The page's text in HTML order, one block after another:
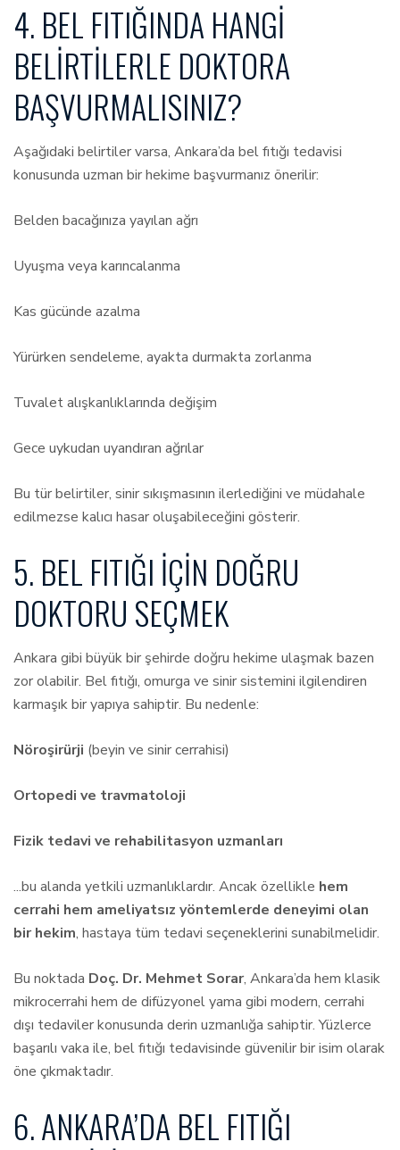
4. BEL FITIĞINDA HANGI
BELIRTILERLE DOKTORA
BAŞVURMALISINIZ?
Aşağıdaki belirtiler varsa, Ankara’da bel fıtığı tedavisi
konusunda uzman bir hekime başvurmanız önerilir:
Belden bacağınıza yayılan ağrı
Uyuşma veya karıncalanma
Kas gücünde azalma
Yürürken sendeleme, ayakta durmakta zorlanma
Tuvalet alışkanlıklarında değişim
Gece uykudan uyandıran ağrılar
Bu tür belirtiler, sinir sıkışmasının ilerlediğini ve müdahale
edilmezse kalıcı hasar oluşabileceğini gösterir.
5. BEL FITIĞI İÇIN DOĞRU
DOKTORU SEÇMEK
Ankara gibi büyük bir şehirde doğru hekime ulaşmak bazen
zor olabilir. Bel fıtığı, omurga ve sinir sistemini ilgilendiren
karmaşık bir yapıya sahiptir. Bu nedenle:
Nöroşirürji (beyin ve sinir cerrahisi)
Ortopedi ve travmatoloji
Fizik tedavi ve rehabilitasyon uzmanları
...bu alanda yetkili uzmanlıklardır. Ancak özellikle hem
cerrahi hem ameliyatsız yöntemlerde deneyimi olan
bir hekim, hastaya tüm tedavi seçeneklerini sunabilmelidir.
Bu noktada Doç. Dr. Mehmet Sorar, Ankara’da hem klasik
mikrocerrahi hem de difüzyonel yama gibi modern, cerrahi
dışı tedaviler konusunda derin uzmanlığa sahiptir. Yüzlerce
başarılı vaka ile, bel fıtığı tedavisinde güvenilir bir isim olarak
öne çıkmaktadır.
6. ANKARA’DA BEL FITIĞI